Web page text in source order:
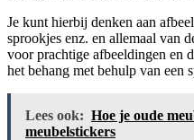
Je kunt hierbij denken aan
sprookjes enz. en allemaal van
voor prachtige afbeeldingen en
het behang met behulp van een
Lees ook: Hoe je oude
meubelstickers